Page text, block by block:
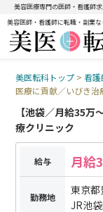
美容医療専門の医師・看護師
美容医師・看護師に転職・副業
美医転科トップ >看護
医療に貢献／いびき治
【池袋／月給35
療クリニック
給与 月給
勤務地
東京
JR池